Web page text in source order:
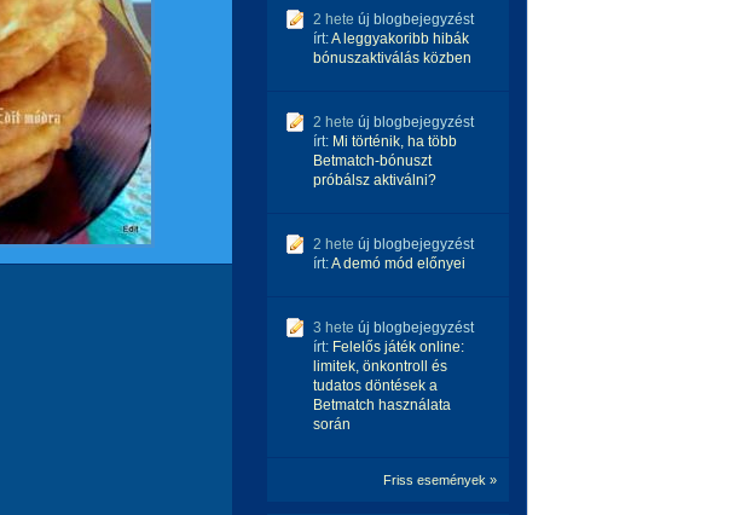
2 hete új blogbejegyzést
írt:A leggyakoribb hibák
bónuszaktiválás közben
2 hete új blogbejegyzést
írt: Mi történik, ha több
Betmatch-bónuszt
próbálsz aktiválni?
2 hete új blogbejegyzést
írt:A demó mód előnyei
3 hete új blogbejegyzést
írt: Felelős játék online:
limitek, önkontroll és
tudatos döntések a
Betmatch használata
során
Friss események »